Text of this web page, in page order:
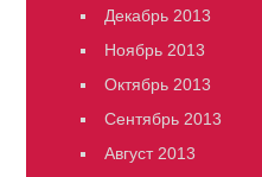
Декабрь 2013
Ноябрь 2013
Октябрь 2013
Сентябрь 2013
Август 2013